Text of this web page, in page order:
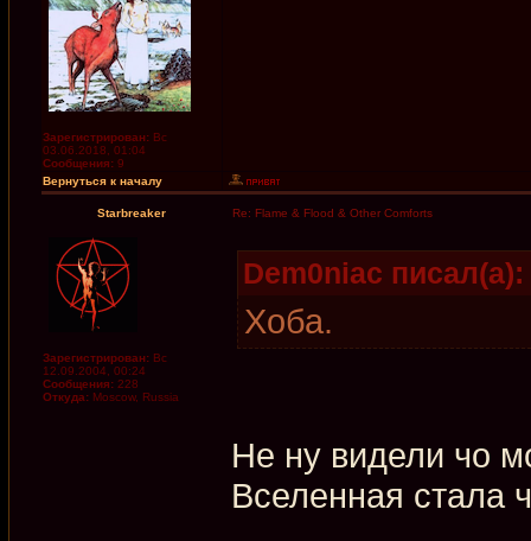
Зарегистрирован: Вс
03.06.2018, 01:04
Сообщения: 9
Вернуться к началу
Starbreaker Re: Flame & Flood & Other Comforts
Зарегистрирован: Вс
12.09.2004, 00:24
Сообщения: 228
Откуда: Moscow, Russia
Dem0niac писал(а):
Хоба.
Не ну видели чо
Вселенная стала